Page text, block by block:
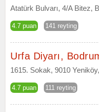
Atatürk Bulvarı, 4/A Bitez,
4.7 puan 141 reyting
Urfa Diyarı,
1615. Sokak, 9010
4.7 puan 111 reyting